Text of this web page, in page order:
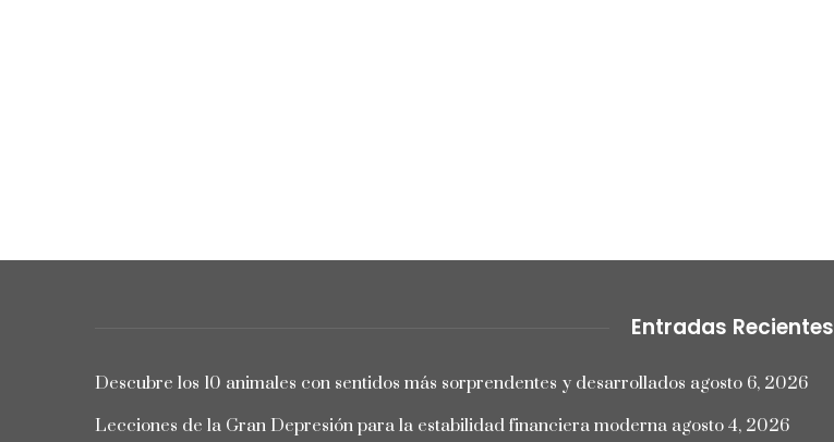
Entradas Recientes
Descubre los 10 animales con sentidos más sorprendentes y desarrollados agosto 6, 2026
Lecciones de la Gran Depresión para la estabilidad financiera moderna agosto 4, 2026